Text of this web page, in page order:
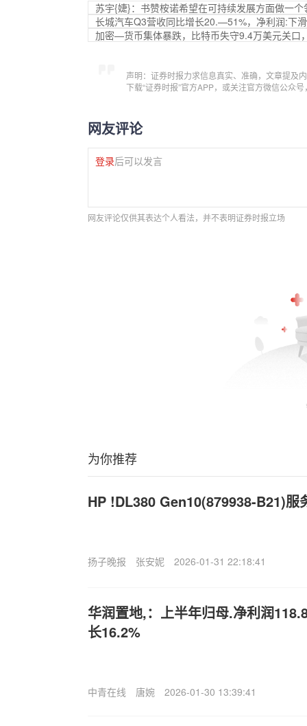
苏宇{婕}：书赞桉诺希望在可持续发展方面做一个
长城汽车Q3营收同比增长20.—51%，净利润:下
加密—货币集体暴跌，比特币失守9.4万美元关口
声明：证券时报力求信息真实、准确，文章提及
下载“证券时报”官方APP，或关注官方微信公众
网友评论
登录后可以发言
网友评论仅供其表达个人看法，并不表明证券时报立场
为你推荐
HP !DL380 Gen10(879938-B21)服
扬子晚报 张安妮 2026-01-31 22:18:41
华润置地,：上半年归母.净利润
长16.2%
中青在线 唐婉 2026-01-30 13:39:41